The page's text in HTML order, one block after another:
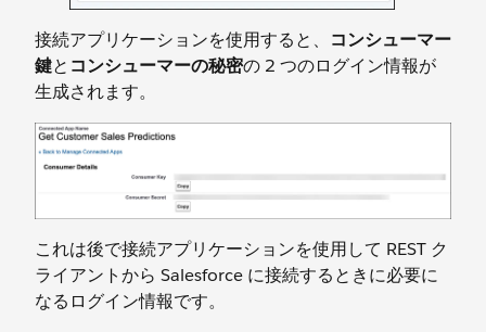
接続アプリケーションを使用すると、 コンシューマー
鍵と コンシューマーの秘密の 2 つのログイン情報が
生成されます。
これは後で接続アプリケーションを使用して REST ク
ライアントから Salesforce に接続するときに必要に
なるログイン情報です。